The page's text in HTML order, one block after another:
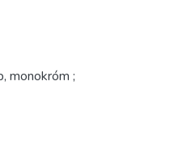
monokróm ;